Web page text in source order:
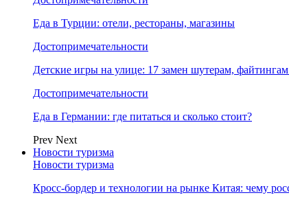
Еда в Турции: отели, рестораны, магазины
Достопримечательности
Детские игры на улице: 17 замен шутерам,
Достопримечательности
Еда в Германии: где питаться и сколько стоит?
Prev Next
Новости туризма
Новости туризма
Кросс-бордер и технологии на рынке Китая: чему